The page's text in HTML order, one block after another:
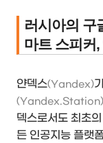
러시아의 구
마트 스피커
얀덱스(Yandex)
(Yandex.Station)
덱스로서도 최초
든 인공지능 플랫